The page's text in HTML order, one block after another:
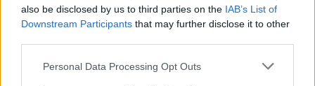
also be disclosed by us to third parties on the IAB’s List of
Downstream Participants that may further disclose it to other
Please note that this website/app uses one or more Google
Personal Data Processing Opt Outs